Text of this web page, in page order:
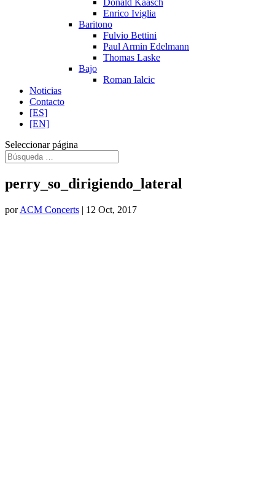
Donald Kaasch
Enrico Iviglia
Baritono
Fulvio Bettini
Paul Armin Edelmann
Thomas Laske
Bajo
Roman Ialcic
Noticias
Contacto
[ES]
[EN]
Seleccionar página
perry_so_dirigiendo_lateral
porACM Concerts | 12 Oct, 2017